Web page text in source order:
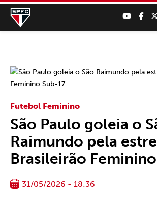
Futebol Feminino
São Paulo goleia o
Raimundo pela
Brasileirão
31/05/2026 - 18:36